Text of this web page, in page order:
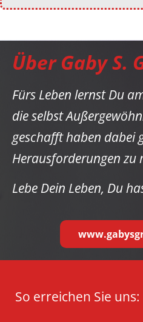
Über Gaby S.
Fürs Leben lernst Du
die selbst
geschafft haben dabei
Herausforderungen zu
Lebe Dein Leben, Du
So erreichen Sie uns: